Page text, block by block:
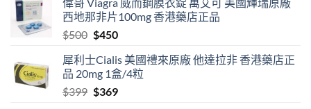
西地那非片100mg 香港藥店正品
$500 Original
was:
$500.
$450Current
is:
$450.
犀利士Cialis 美國禮來原廠 他達拉非 香港藥店正
品 20mg 1盒/4粒
$399 Original
$369Current